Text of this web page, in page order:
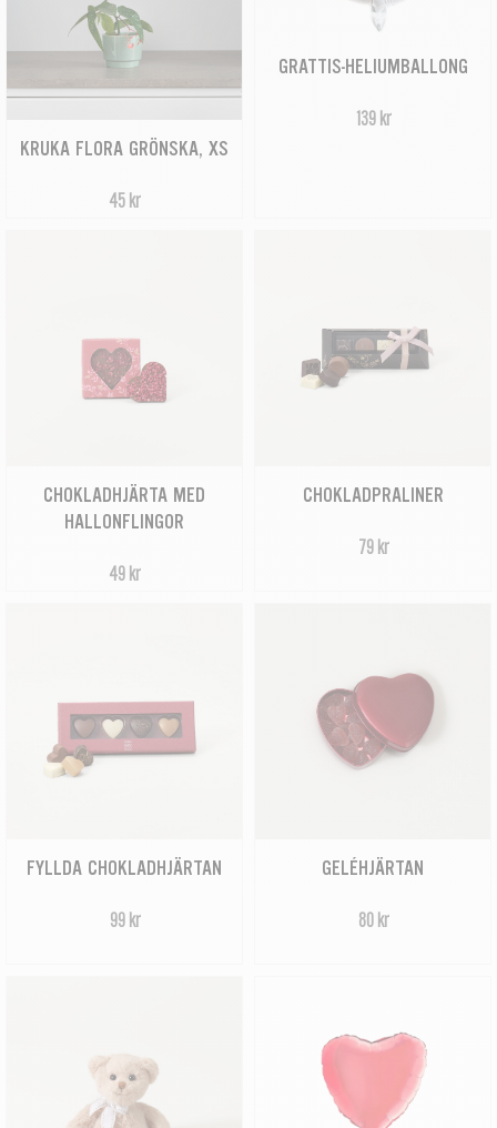
KRUKA FLORA GRÖNSKA, XS
45 kr
GRATTIS-HELIUMBALLONG
139 kr
CHOKLADHJÄRTA MED
HALLONFLINGOR
49 kr
CHOKLADPRALINER
79 kr
FYLLDA CHOKLADHJÄRTAN
99 kr
GELÉHJÄRTAN
80 kr